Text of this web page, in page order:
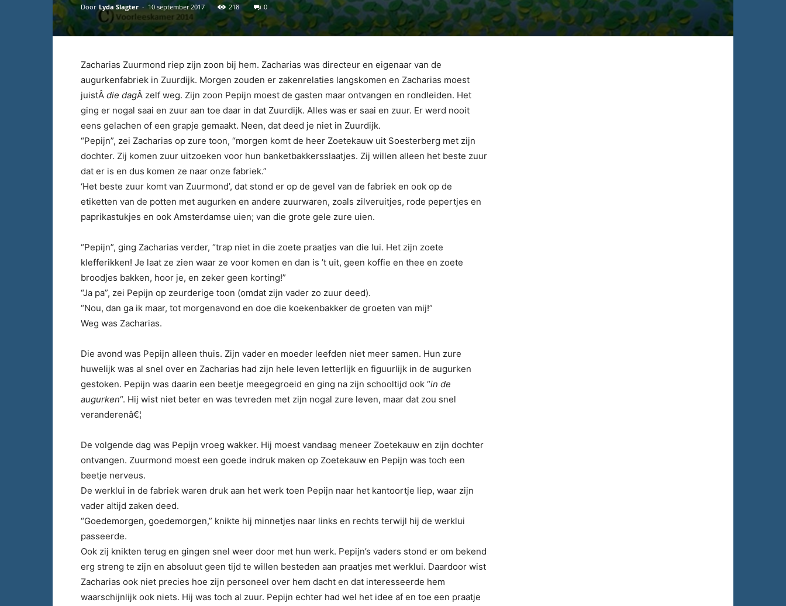
Door Lyda Slagter - 10 september 2017 218 0
Zacharias Zuurmond riep zijn zoon bij hem. Zacharias was directeur en eigenaar van de
augurkenfabriek in Zuurdijk. Morgen zouden er zakenrelaties langskomen en Zacharias moest
juistÂ die dagÂ zelf weg. Zijn zoon Pepijn moest de gasten maar ontvangen en rondleiden. Het
ging er nogal saai en zuur aan toe daar in dat Zuurdijk. Alles was er saai en zuur. Er werd nooit
eens gelachen of een grapje gemaakt. Neen, dat deed je niet in Zuurdijk.
“Pepijn”, zei Zacharias op zure toon, “morgen komt de heer Zoetekauw uit Soesterberg met zijn
dochter. Zij komen zuur uitzoeken voor hun banketbakkersslaatjes. Zij willen alleen het beste zuur
dat er is en dus komen ze naar onze fabriek.”
‘Het beste zuur komt van Zuurmond’, dat stond er op de gevel van de fabriek en ook op de
etiketten van de potten met augurken en andere zuurwaren, zoals zilveruitjes, rode pepertjes en
paprikastukjes en ook Amsterdamse uien; van die grote gele zure uien.
“Pepijn”, ging Zacharias verder, “trap niet in die zoete praatjes van die lui. Het zijn zoete
klefferikken! Je laat ze zien waar ze voor komen en dan is ’t uit, geen koffie en thee en zoete
broodjes bakken, hoor je, en zeker geen korting!”
“Ja pa”, zei Pepijn op zeurderige toon (omdat zijn vader zo zuur deed).
“Nou, dan ga ik maar, tot morgenavond en doe die koekenbakker de groeten van mij!”
Weg was Zacharias.
Die avond was Pepijn alleen thuis. Zijn vader en moeder leefden niet meer samen. Hun zure
huwelijk was al snel over en Zacharias had zijn hele leven letterlijk en figuurlijk in de augurken
gestoken. Pepijn was daarin een beetje meegegroeid en ging na zijn schooltijd ook “in de
augurken“. Hij wist niet beter en was tevreden met zijn nogal zure leven, maar dat zou snel
veranderenâ€¦
De volgende dag was Pepijn vroeg wakker. Hij moest vandaag meneer Zoetekauw en zijn dochter
ontvangen. Zuurmond moest een goede indruk maken op Zoetekauw en Pepijn was toch een
beetje nerveus.
De werklui in de fabriek waren druk aan het werk toen Pepijn naar het kantoortje liep, waar zijn
vader altijd zaken deed.
“Goedemorgen, goedemorgen,” knikte hij minnetjes naar links en rechts terwijl hij de werklui
passeerde.
Ook zij knikten terug en gingen snel weer door met hun werk. Pepijn’s vaders stond er om bekend
erg streng te zijn en absoluut geen tijd te willen besteden aan praatjes met werklui. Daardoor wist
Zacharias ook niet precies hoe zijn personeel over hem dacht en dat interesseerde hem
waarschijnlijk ook niets. Hij was toch al zuur. Pepijn echter had wel het idee af en toe een praatje